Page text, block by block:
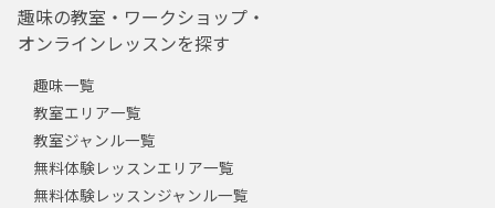
趣味の教室・ワークショップ・
オンラインレッスンを探す
趣味一覧
教室エリア一覧
教室ジャンル一覧
無料体験レッスンエリア一覧
無料体験レッスンジャンル一覧